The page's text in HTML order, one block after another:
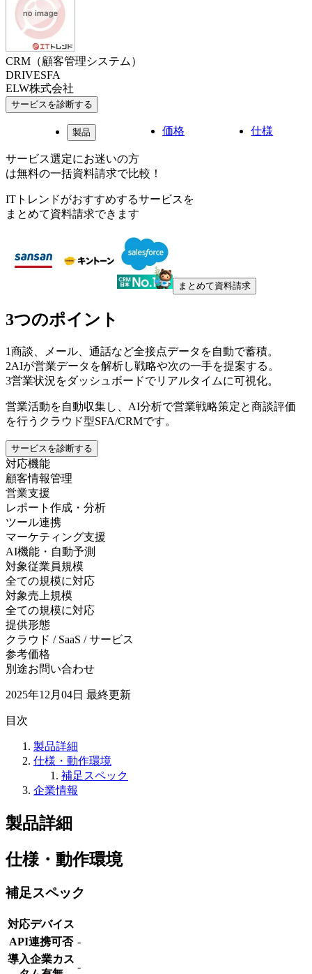
CRM（顧客管理システム）
DRIVESFA
ELW株式会社
サービスを診断する
製品 価格 仕様
サービス選定にお迷いの方
は無料の一括資料請求で比較！
ITトレンドがおすすめするサービスを
まとめて資料請求できます
まとめて資料請求
3つのポイント
1商談、メール、通話など全接点データを自動で蓄積。
2AIが営業データを解析し戦略や次の一手を提案する。
3営業状況をダッシュボードでリアルタイムに可視化。
営業活動を自動収集し、AI分析で営業戦略策定と商談評価
を行うクラウド型SFA/CRMです。
サービスを診断する
対応機能
顧客情報管理
営業支援
レポート作成・分析
ツール連携
マーケティング支援
AI機能・自動予測
対象従業員規模
全ての規模に対応
対象売上規模
全ての規模に対応
提供形態
クラウド / SaaS / サービス
参考価格
別途お問い合わせ
2025年12月04日 最終更新
目次
製品詳細
仕様・動作環境
補足スペック
企業情報
製品詳細
仕様・動作環境
補足スペック
対応デバイス
API連携可否 -
導入企業カス
-